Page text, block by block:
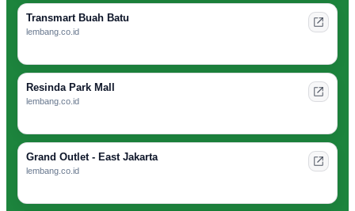
Transmart Buah Batu
lembang.co.id
Resinda Park Mall
lembang.co.id
Grand Outlet - East Jakarta
lembang.co.id